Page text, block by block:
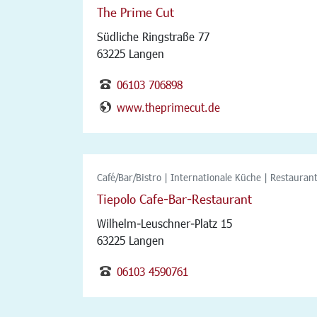
The Prime Cut
Südliche Ringstraße 77
63225 Langen
06103 706898
www.theprimecut.de
Café/Bar/Bistro | Internationale Küche | Restaurant
Tiepolo Cafe-Bar-Restaurant
Wilhelm-Leuschner-Platz 15
63225 Langen
06103 4590761